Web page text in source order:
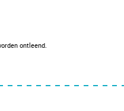
ontleend.